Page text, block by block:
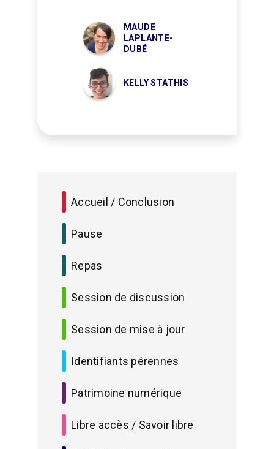
MAUDE
LAPLANTE-
DUBÉ
KELLY STATHIS
Accueil / Conclusion
Pause
Repas
Session de discussion
Session de mise à jour
Identifiants pérennes
Patrimoine numérique
Libre accès / Savoir libre